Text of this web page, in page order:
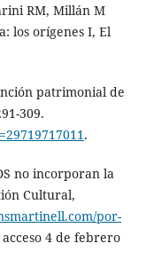
RM, Millán M
los orígenes I, El
patrimonial de
309.
.
no incorporan la
Cultural,
por-
acceso 4 de febrero